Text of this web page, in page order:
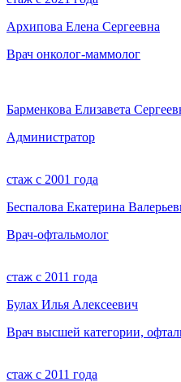
Архипова Елена Сергеевна
Врач онколог-маммолог
Барменкова Елизавета
Администратор
стаж с 2001 года
Беспалова Екатерина
Врач-офтальмолог
стаж с 2011 года
Булах Илья Алексеевич
Врач высшей категории,
стаж с 2011 года